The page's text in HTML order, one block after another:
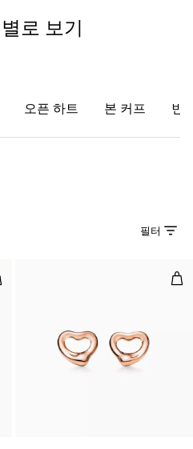
로 보기
오픈 하트 본 커프 빈
필터
하트 펜던트, 로즈 골드, 7mm오